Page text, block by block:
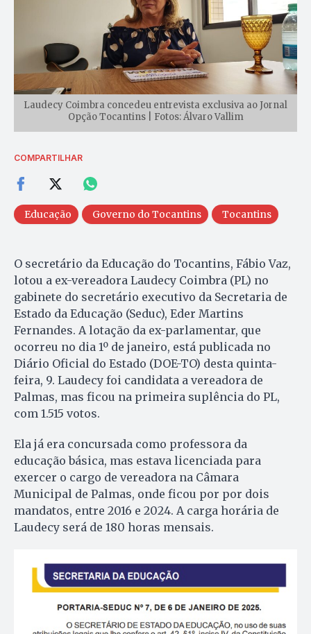
Laudecy Coimbra concedeu entrevista exclusiva ao Jornal
Opção Tocantins | Fotos: Álvaro Vallim
COMPARTILHAR
Educação Governo do Tocantins Tocantins
O secretário da Educação do Tocantins, Fábio Vaz,
lotou a ex-vereadora Laudecy Coimbra (PL) no
gabinete do secretário executivo da Secretaria de
Estado da Educação (Seduc), Eder Martins
Fernandes. A lotação da ex-parlamentar, que
ocorreu no dia 1º de janeiro, está publicada no
Diário Oficial do Estado (DOE-TO) desta quinta-
feira, 9. Laudecy foi candidata a vereadora de
Palmas, mas ficou na primeira suplência do PL,
com 1.515 votos.
Ela já era concursada como professora da
educação básica, mas estava licenciada para
exercer o cargo de vereadora na Câmara
Municipal de Palmas, onde ficou por por dois
mandatos, entre 2016 e 2024. A carga horária de
Laudecy será de 180 horas mensais.